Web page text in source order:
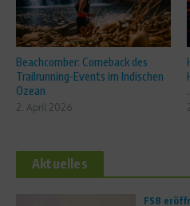
Beachcomber: Comeback des
Trailrunning-Events im Indischen
Ozean
2. April 2026
Aktuelles
FS8